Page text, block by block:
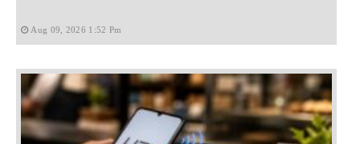
Aug 09, 2026 1:52 Pm